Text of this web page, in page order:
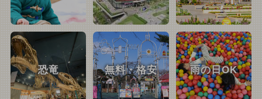
恐竜 無料・格安 雨の日OK